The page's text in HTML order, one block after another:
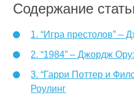
Содержание
1. “Игра престолов” –
2. “1984” – Джордж
3. “Гарри Поттер и
Роулинг